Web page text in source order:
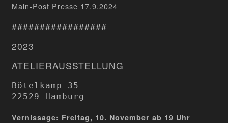
Main-Post Presse 17.9.2024
#################
2023
ATELIERAUSSTELLUNG
Bötelkamp 35
22529 Hamburg
Vernissage: Freitag, 10. November ab 19 Uhr